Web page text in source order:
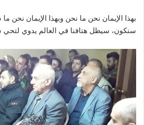
بهذا الإيمان نحن ما نحن وبهذا الإيمان نحن
سنكون، سيظل هتافنا في العالم يدوي